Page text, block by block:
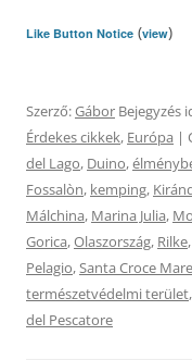
Like Button Notice (view)
Szerző:Gábor Bejegyzés
Érdekes cikkek, Európa |
del Lago, Duino,
Fossalòn, kemping,
Málchina, Marina Julia,
Gorica,Olaszország, Rilke,
Pelagio,Santa Croce Mare
természetvédelmi terület,
del Pescatore